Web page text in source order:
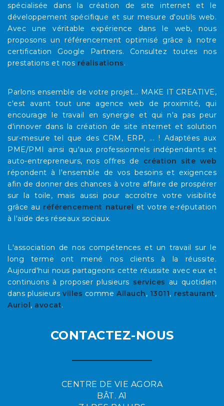
spécialisée dans la création de site internet et le
développement spécifique et sur mesure d'outils web.
Avec une véritable expérience dans le web, nous
proposons un référencement optimisé grâce à notre
certification Google Partners. Consultez toutes nos
prestations et nos réalisations.
Parlons ensemble de votre projet... MAKE IT CREATIVE,
c'est avant tout une agence web de proximité, qui
encourage le travail en synergie et qui n'a pas peur
d'innover dans la création de site internet et solution
sur-mesure tel que des CRM, ERP, ... ! Adaptées aux
PME/PMI ainsi qu'aux professionnels indépendants et
auto-entrepreneurs, nos offres de création site web
répondent à l'ensemble de vos besoins et exigences
afin de donner des chances à votre affaire de prospérer
sur la toile, mais aussi pour accroître votre visibilité
grâce au référencement naturel et votre e-réputation
à l'aide des réseaux sociaux.
L'association de nos compétences et un travail sur le
long terme ont mené nos clients à la réussite.
Aujourd'hui nous partageons cette réussite avec eux et
continuons à proposer plusieurs services au quotidien
dans plusieurs villes comme Allauch, 13011, restaurant,
Auriol, avocat.
CONTACTEZ-NOUS
CENTRE DE VIE AGORA
BÂT. A1